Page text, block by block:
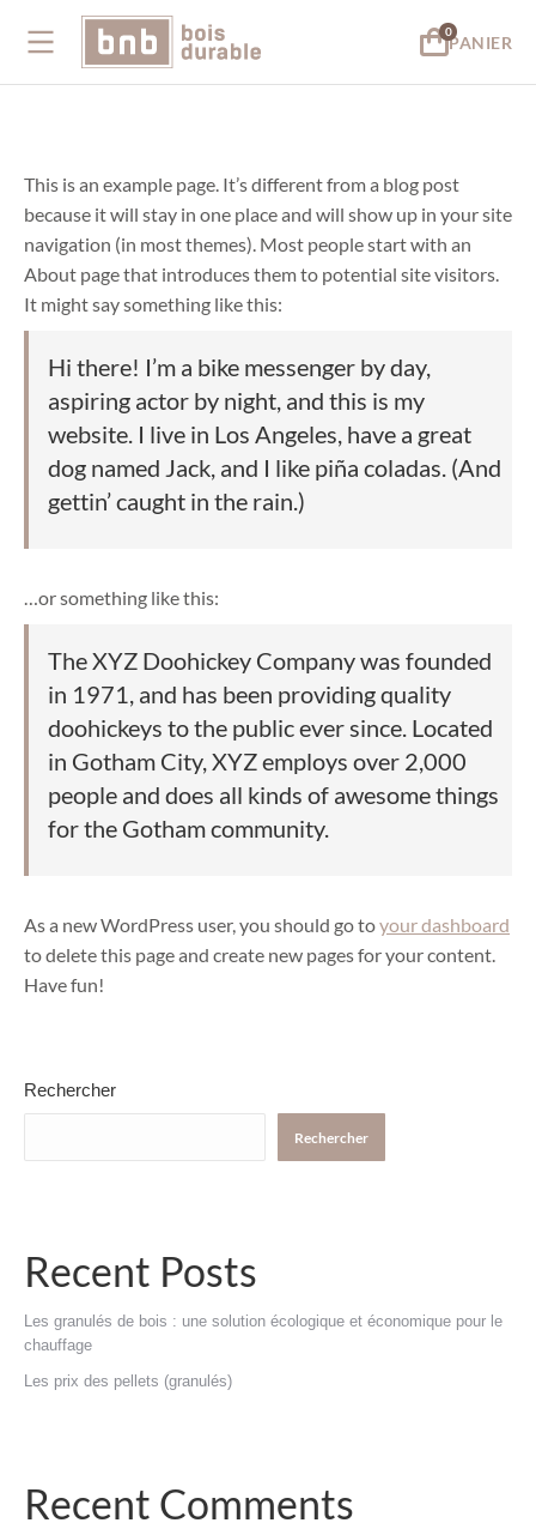
PANIER
This is an example page. It’s different from a blog post
because it will stay in one place and will show up in your site
navigation (in most themes). Most people start with an
About page that introduces them to potential site visitors.
It might say something like this:
Hi there! I’m a bike messenger by day,
aspiring actor by night, and this is my
website. I live in Los Angeles, have a great
dog named Jack, and I like piña coladas. (And
gettin’ caught in the rain.)
…or something like this:
The XYZ Doohickey Company was founded
in 1971, and has been providing quality
doohickeys to the public ever since. Located
in Gotham City, XYZ employs over 2,000
people and does all kinds of awesome things
for the Gotham community.
As a new WordPress user, you should go toyour dashboard
to delete this page and create new pages for your content.
Have fun!
Rechercher
Rechercher
Recent Posts
Les granulés de bois : une solution écologique et économique pour le
chauffage
Les prix des pellets (granulés)
Recent Comments